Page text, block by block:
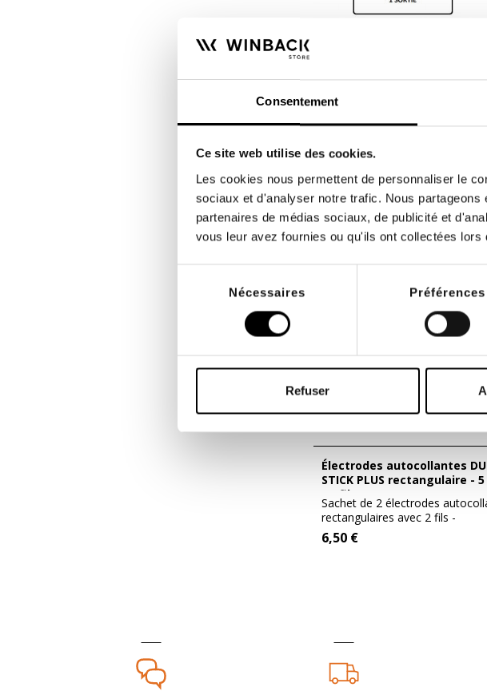
Consentement
Ce site web utilise des cookies.
Les cookies nous permettent de personnaliser le
sociaux et d'analyser notre trafic. Nous
partenaires de médias sociaux, de publicité et
vous leur avez fournies ou qu'ils ont collectées
consentement
Nécessaires Préférences
Refuser
STICK rectangulaires 5 x 9
Sachet de 4 électrodes
5,40 €
Électrodes autocollantes DURA-
STICK PLUS rectangulaire - 5
- 2 fils
Sachet de 2 électrodes
rectangulaires avec 2 fils -
connexion...
6,50 €